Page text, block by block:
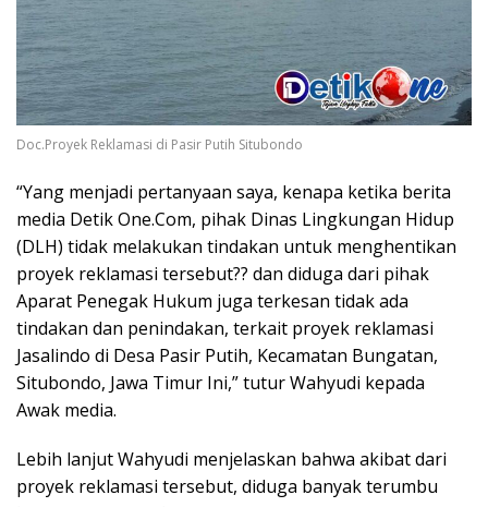
Doc.Proyek Reklamasi di Pasir Putih Situbondo
“Yang menjadi pertanyaan saya, kenapa ketika berita
media Detik One.Com, pihak Dinas Lingkungan Hidup
(DLH) tidak melakukan tindakan untuk menghentikan
proyek reklamasi tersebut?? dan diduga dari pihak
Aparat Penegak Hukum juga terkesan tidak ada
tindakan dan penindakan, terkait proyek reklamasi
Jasalindo di Desa Pasir Putih, Kecamatan Bungatan,
Situbondo, Jawa Timur Ini,” tutur Wahyudi kepada
Awak media.
Lebih lanjut Wahyudi menjelaskan bahwa akibat dari
proyek reklamasi tersebut, diduga banyak terumbu